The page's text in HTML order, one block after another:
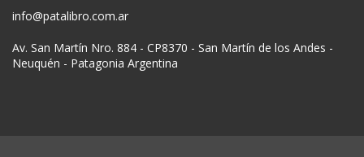
info@patalibro.com.ar
Av. San Martín Nro. 884 - CP8370 - San Martín de los Andes -
Neuquén - Patagonia Argentina